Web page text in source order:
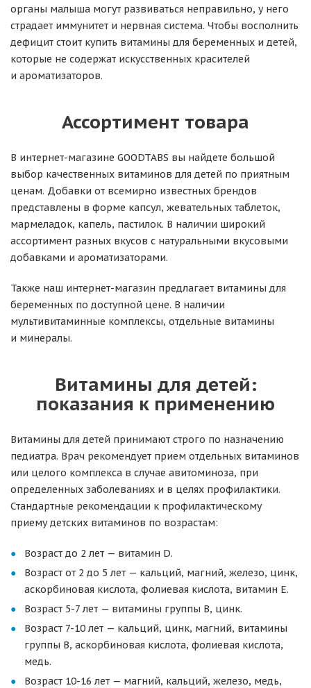
органы малыша могут развиваться неправильно, у него
страдает иммунитет и нервная система. Чтобы восполнить
дефицит стоит купить витамины для беременных и детей,
которые не содержат искусственных красителей
и ароматизаторов.
Ассортимент товара
В интернет-магазине GOODTABS вы найдете большой
выбор качественных витаминов для детей по приятным
ценам. Добавки от всемирно известных брендов
представлены в форме капсул, жевательных таблеток,
мармеладок, капель, пастилок. В наличии широкий
ассортимент разных вкусов с натуральными вкусовыми
добавками и ароматизаторами.
Также наш интернет-магазин предлагает витамины для
беременных по доступной цене. В наличии
мультивитаминные комплексы, отдельные витамины
и минералы.
Витамины для детей:
показания к применению
Витамины для детей принимают строго по назначению
педиатра. Врач рекомендует прием отдельных витаминов
или целого комплекса в случае авитоминоза, при
определенных заболеваниях и в целях профилактики.
Стандартные рекомендации к профилактическому
приему детских витаминов по возрастам:
Возраст до 2 лет — витамин D.
Возраст от 2 до 5 лет — кальций, магний, железо, цинк,
аскорбиновая кислота, фолиевая кислота, витамин E.
Возраст 5-7 лет — витамины группы B, цинк.
Возраст 7-10 лет — кальций, цинк, магний, витамины
группы B, аскорбиновая кислота, фолиевая кислота,
медь.
Возраст 10-16 лет — магний, кальций, железо, медь,